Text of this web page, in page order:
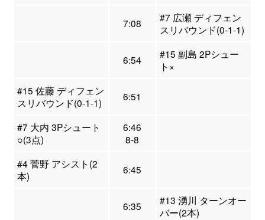
7:08
#7 広瀬 ディフェン
スリバウンド(0-1-1)
6:54
#15 副島 2Pシュー
ト×
#15 佐藤 ディフェン
スリバウンド(0-1-1)
6:51
#7 大内 3Pシュート
○(3点)
6:46
8-8
#4 菅野 アシスト(2
本)
6:45
6:35
#13 湧川 ターンオー
バー(2本)